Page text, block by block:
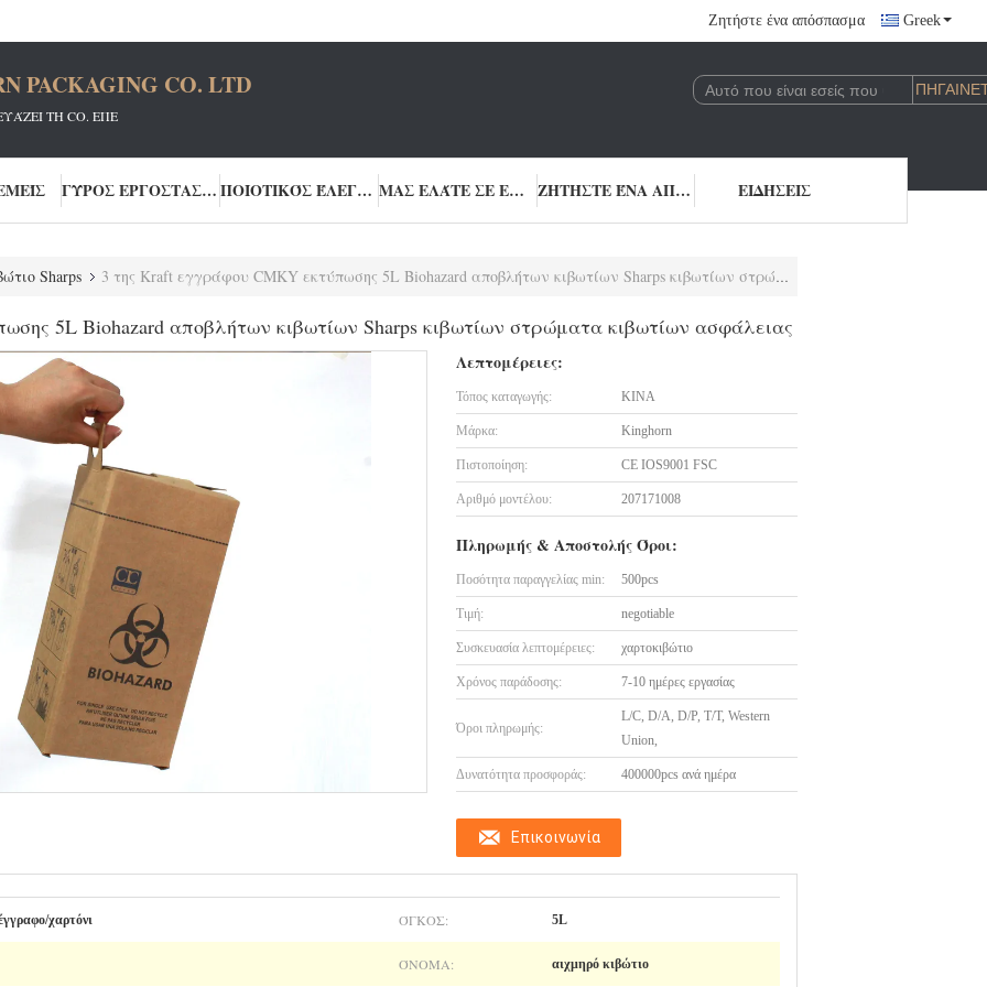
Ζητήστε ένα απόσπασμα Greek
PACKAGING CO. LTD
ΤΗ CO. ΕΠΕ
ΓΎΡΟΣ ΕΡΓΟΣΤΑΣΊΩΝ ΠΟΙΟΤΙΚΌΣ ΈΛΕΓΧΟΣ ΜΑΣ ΕΛΆΤΕ ΣΕ ΕΠΑΦΉ ΜΕ ΖΗΤΉΣΤΕ ΈΝΑ ΑΠΌΣΠΑΣΜΑ ΕΙΔΉΣΕΙΣ
Sharps 3 της Kraft εγγράφου CMKY εκτύπωσης 5L Biohazard αποβλήτων κιβωτίων Sharps κιβωτίων στρώματα κιβωτίων ασφάλειας
5L Biohazard αποβλήτων κιβωτίων Sharps κιβωτίων στρώματα κιβωτίων ασφάλειας
Λεπτομέρειες:
Τόπος καταγωγής: ΚΙΝΑ
Μάρκα: Kinghorn
Πιστοποίηση: CE IOS9001 FSC
Αριθμό μοντέλου: 207171008
Πληρωμής & Αποστολής Όροι:
Ποσότητα παραγγελίας min: 500pcs
Τιμή: negotiable
Συσκευασία λεπτομέρειες: χαρτοκιβώτιο
Χρόνος παράδοσης: 7-10 ημέρες εργασίας
Όροι πληρωμής:
L/C, D/A, D/P, T/T, Western
Union,
Δυνατότητα προσφοράς: 400000pcs ανά ημέρα
Επικοινωνία
χαρτόνι ΌΓΚΟΣ: 5L
ΌΝΟΜΑ: αιχμηρό κιβώτιο